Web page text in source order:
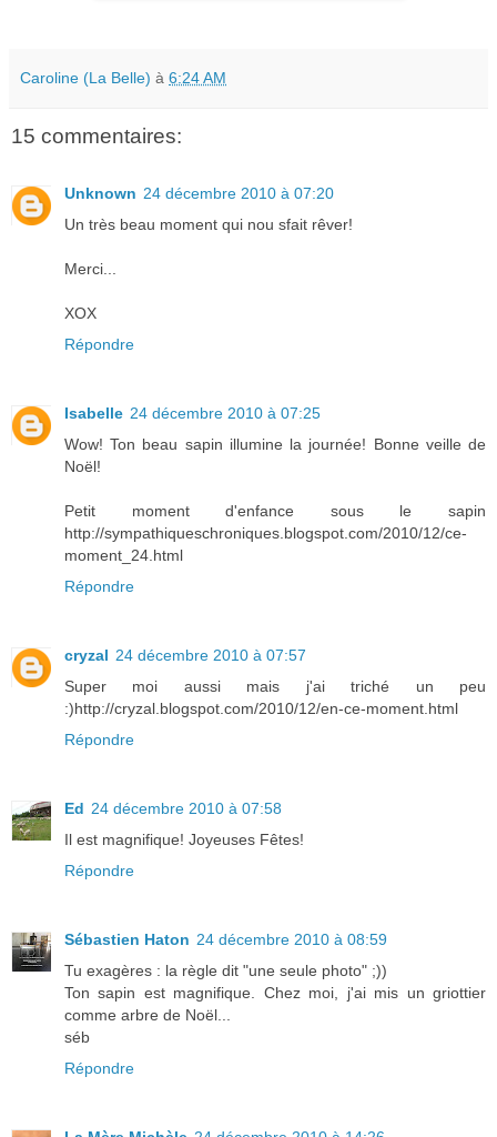
Caroline (La Belle) à 6:24 AM
15 commentaires:
Unknown 24 décembre 2010 à 07:20
Un très beau moment qui nou sfait rêver!
Merci...
XOX
Répondre
Isabelle 24 décembre 2010 à 07:25
Wow! Ton beau sapin illumine la journée! Bonne veille de
Noël!
Petit moment d'enfance sous le sapin
http://sympathiqueschroniques.blogspot.com/2010/12/ce-
moment_24.html
Répondre
cryzal 24 décembre 2010 à 07:57
Super moi aussi mais j'ai triché un peu
:)http://cryzal.blogspot.com/2010/12/en-ce-moment.html
Répondre
Ed 24 décembre 2010 à 07:58
Il est magnifique! Joyeuses Fêtes!
Répondre
Sébastien Haton 24 décembre 2010 à 08:59
Tu exagères : la règle dit "une seule photo" ;))
Ton sapin est magnifique. Chez moi, j'ai mis un griottier
comme arbre de Noël...
séb
Répondre